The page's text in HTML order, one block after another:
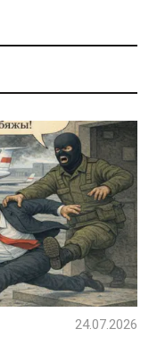
24.07.2026